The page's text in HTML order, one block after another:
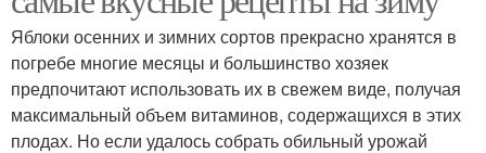
Яблоки осенних и зимних сортов прекрасно хранятся в
погребе многие месяцы и большинство хозяек
предпочитают использовать их в свежем виде, получая
максимальный объем витаминов, содержащихся в этих
плодах. Но если удалось собрать обильный урожай